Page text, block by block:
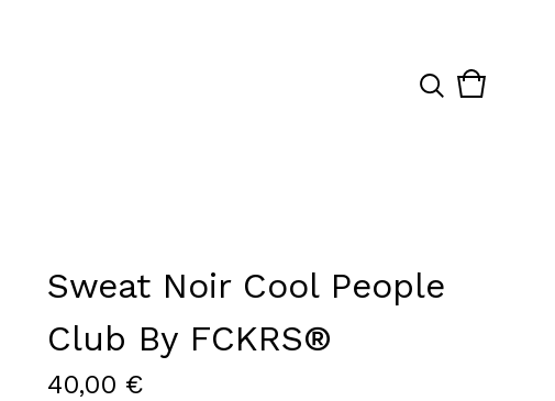
View
0
Sweat Noir Cool People
Club By FCKRS®
40,00 €